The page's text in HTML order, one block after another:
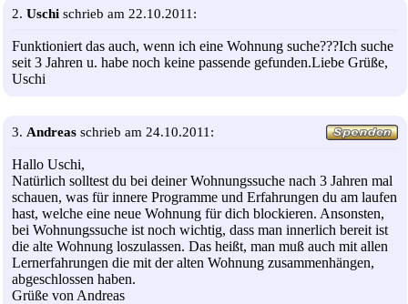
2. Uschi schrieb am 22.10.2011:
Funktioniert das auch, wenn ich eine Wohnung suche???Ich suche
seit 3 Jahren u. habe noch keine passende gefunden.Liebe Grüße,
Uschi
3. Andreas schrieb am 24.10.2011:
Hallo Uschi,
Natürlich solltest du bei deiner Wohnungssuche nach 3 Jahren mal
schauen, was für innere Programme und Erfahrungen du am laufen
hast, welche eine neue Wohnung für dich blockieren. Ansonsten,
bei Wohnungssuche ist noch wichtig, dass man innerlich bereit ist
die alte Wohnung loszulassen. Das heißt, man muß auch mit allen
Lernerfahrungen die mit der alten Wohnung zusammenhängen,
abgeschlossen haben.
Grüße von Andreas